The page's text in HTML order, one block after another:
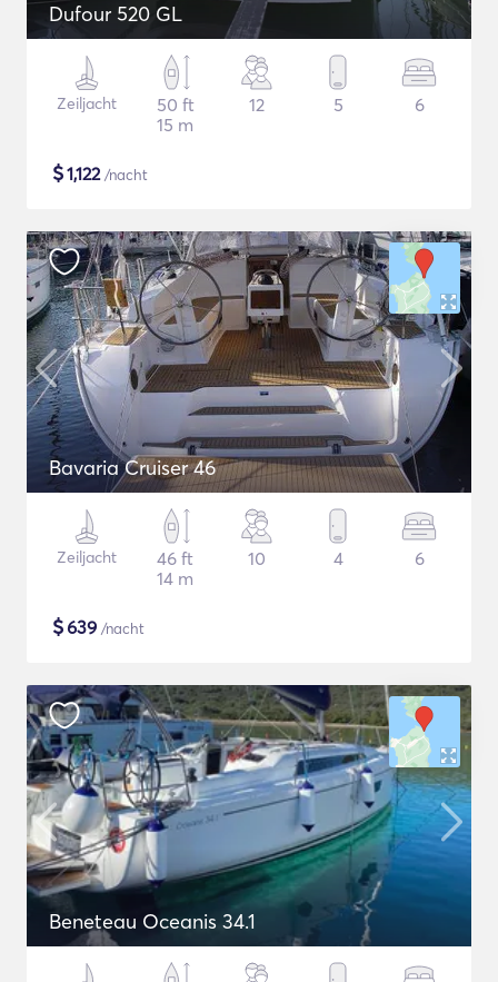
Dufour 520 GL
Zeiljacht
50 ft
15 m
12 5 6
$1,122/nacht
Bavaria Cruiser 46
Zeiljacht
46 ft
14 m
10 4 6
$639 /nacht
Beneteau Oceanis 34.1